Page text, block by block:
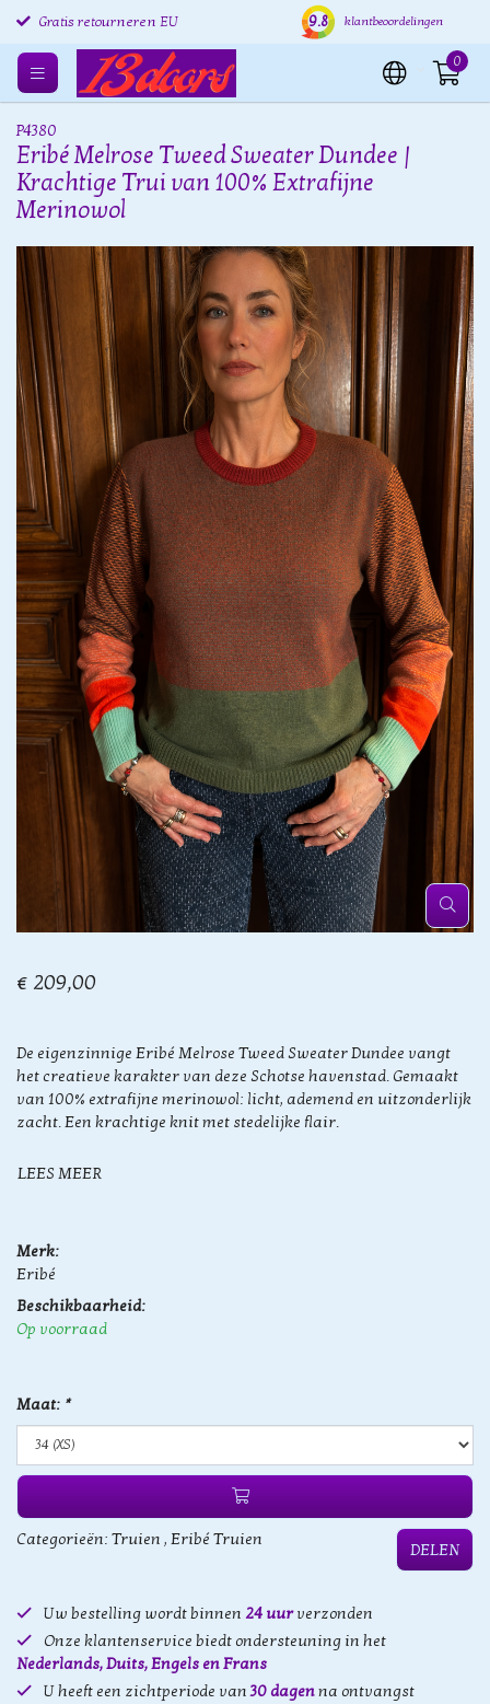
Gratis retourneren EU Verzending binnen 24 uur
9.8 klantbeoordelingen
0
P4380
Eribé Melrose Tweed Sweater Dundee |
Krachtige Trui van 100% Extrafijne
Merinowol
€ 209,00
De eigenzinnige Eribé Melrose Tweed Sweater Dundee vangt
het creatieve karakter van deze Schotse havenstad. Gemaakt
van 100% extrafijne merinowol: licht, ademend en uitzonderlijk
zacht. Een krachtige knit met stedelijke flair.
LEES MEER
Merk:
Eribé
Beschikbaarheid:
Op voorraad
Maat: *
Categorieën: Truien , Eribé Truien
DELEN
Uw bestelling wordt binnen 24 uurverzonden
Onze klantenservice biedt ondersteuning in het
Nederlands, Duits, Engels en Frans
U heeft een zichtperiode van30 dagenna ontvangst